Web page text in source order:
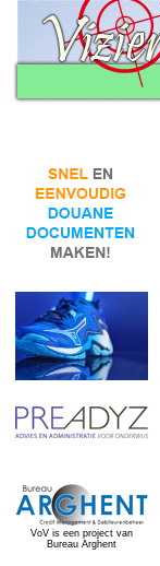
VoV is een project van
Bureau Arghent